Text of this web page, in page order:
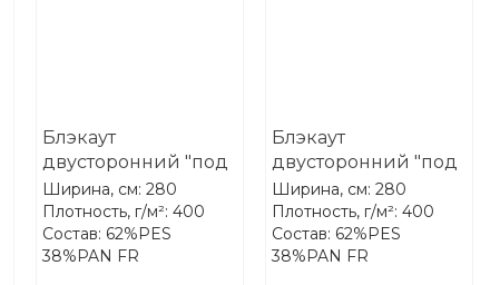
Блэкаут
двусторонний "под
лён" Treartex 2081-
13
Ширина, см: 280
Плотность, г/м²: 400
Состав: 62%PES
38%PAN FR
Блэкаут
двусторонний "под
лён" Treartex 2081-
74
Ширина, см: 280
Плотность, г/м²: 400
Состав: 62%PES
38%PAN FR